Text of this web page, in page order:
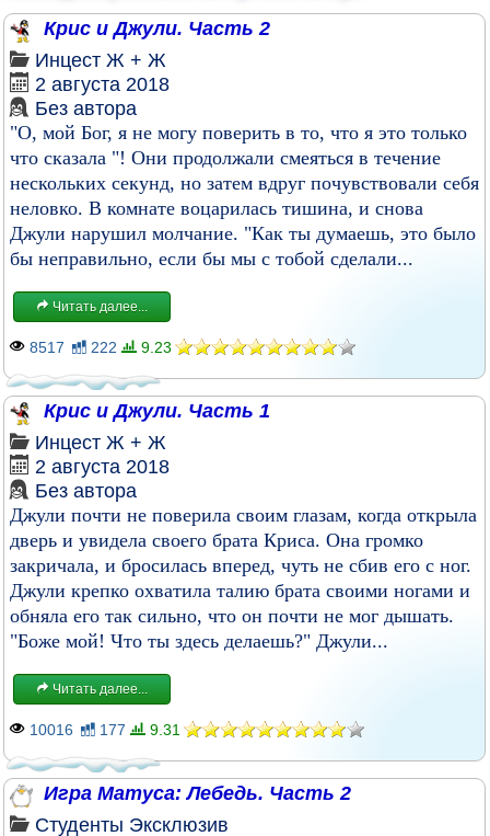
Крис и Джули. Часть 2
Инцест Ж + Ж
2 августа 2018
Без автора
"О, мой Бог, я не могу поверить в то, что я это только
что сказала "! Они продолжали смеяться в течение
нескольких секунд, но затем вдруг почувствовали себя
неловко. В комнате воцарилась тишина, и снова
Джули нарушил молчание. "Как ты думаешь, это было
бы неправильно, если бы мы с тобой сделали...
Читать далее...
8517 222 9.23
Крис и Джули. Часть 1
Инцест Ж + Ж
2 августа 2018
Без автора
Джули почти не поверила своим глазам, когда открыла
дверь и увидела своего брата Криса. Она громко
закричала, и бросилась вперед, чуть не сбив его с ног.
Джули крепко охватила талию брата своими ногами и
обняла его так сильно, что он почти не мог дышать.
"Боже мой! Что ты здесь делаешь?" Джули...
Читать далее...
10016 177 9.31
Игра Матуса: Лебедь. Часть 2
Студенты Эксклюзив